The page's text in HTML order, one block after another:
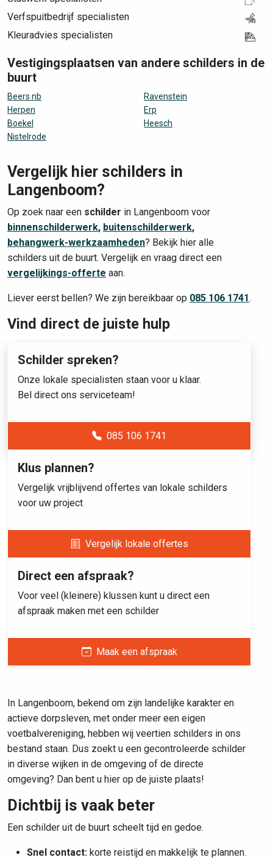
Verfspuitbedrijf specialisten
Kleuradvies specialisten
Vestigingsplaatsen van andere schilders in de
buurt
Beers nb
Herpen
Boekel
Nistelrode
Ravenstein
Erp
Heesch
Vergelijk hier schilders in
Langenboom?
Op zoek naar een schilder in Langenboom voor
binnenschilderwerk, buitenschilderwerk,
behangwerk-werkzaamheden? Bekijk hier alle
schilders uit de buurt. Vergelijk en vraag direct een
vergelijkings-offerte aan.
Liever eerst bellen? We zijn bereikbaar op 085 106 1741.
Vind direct de juiste hulp
Schilder spreken?
Onze lokale specialisten staan voor u klaar.
Bel direct ons serviceteam!
085 106 1741
Klus plannen?
Vergelijk vrijblijvend offertes van lokale schilders
voor uw project
Vergelijk lokale offertes
Direct een afspraak?
Voor veel (kleinere) klussen kunt u direct een
afspraak maken met een schilder
Maak een afspraak
In Langenboom, bekend om zijn landelijke karakter en
actieve dorpsleven, met onder meer een eigen
voetbalvereniging, hebben wij veertien schilders in ons
bestand staan. Dus zoekt u een gecontroleerde schilder
in diverse wijken in de omgeving of de directe
omgeving? Dan bent u hier op de juiste plaats!
Dichtbij is vaak beter
Een schilder uit de buurt scheelt tijd en gedoe.
Snel contact: korte reistijd en makkelijk te plannen.